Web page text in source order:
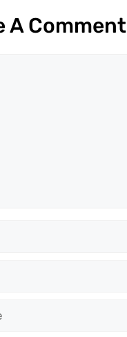
A Comment